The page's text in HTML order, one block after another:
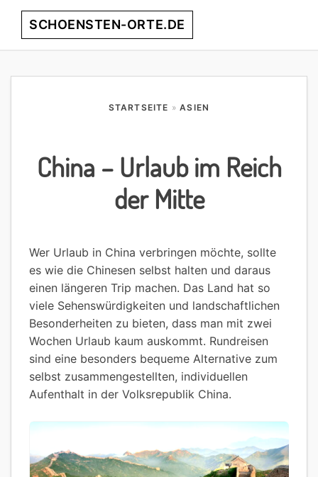
Skip
Skip
Skip
SCHOENSTEN-ORTE.DE
die
STARTSEITE »ASIEN
China – Urlaub im Reich
der Mitte
Wer Urlaub in China verbringen möchte, sollte
es wie die Chinesen selbst halten und daraus
einen längeren Trip machen. Das Land hat so
viele Sehenswürdigkeiten und landschaftlichen
Besonderheiten zu bieten, dass man mit zwei
Wochen Urlaub kaum auskommt. Rundreisen
sind eine besonders bequeme Alternative zum
selbst zusammengestellten, individuellen
Aufenthalt in der Volksrepublik China.